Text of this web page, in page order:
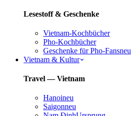
Lesestoff & Geschenke
Vietnam-Kochbücher
Pho-Kochbücher
Geschenke für Pho-Fansneu
Vietnam & Kultur
Travel — Vietnam
Hanoineu
Saigonneu